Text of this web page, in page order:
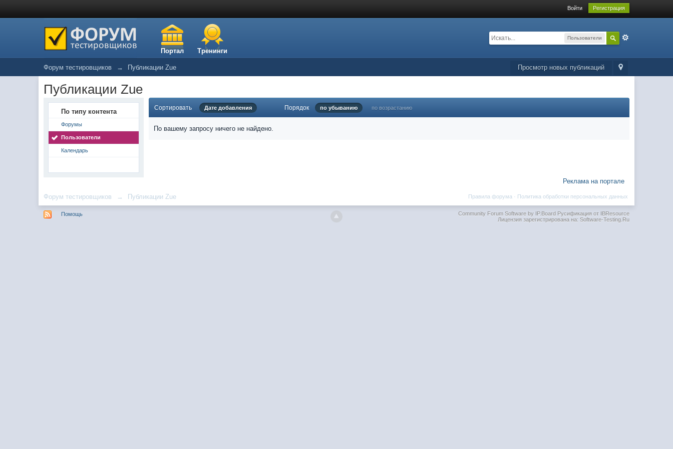
Войти Регистрация
Портал Тренинги
Пользователи
Просмотр новых публикаций
Форум тестировщиков → Публикации Zue
Публикации Zue
По типу контента
Форумы
Пользователи
Календарь
Сортировать Дате добавления Порядок по убыванию по возрастанию
По вашему запросу ничего не найдено.
Реклама на портале
Форум тестировщиков → Публикации Zue Политика обработки персональных данных
Правила форума ·
Помощь Community Forum Software by IP.BoardРусификация от IBResource
Лицензия зарегистрирована на: Software-Testing.Ru